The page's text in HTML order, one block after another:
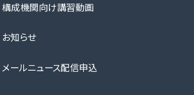
構成機関向け講習動画
お知らせ
メールニュース配信申込